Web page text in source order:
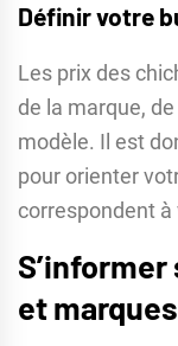
Définir votre
Les prix des
de la marque,
modèle. Il est
pour orienter
correspondent à
et